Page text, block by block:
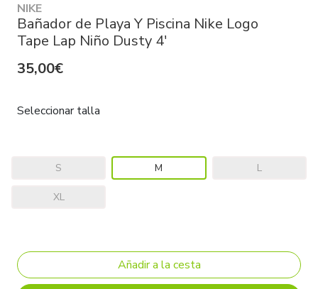
NIKE
Bañador de Playa Y Piscina Nike Logo
Tape Lap Niño Dusty 4'
35,00€
Seleccionar talla
S M L
XL